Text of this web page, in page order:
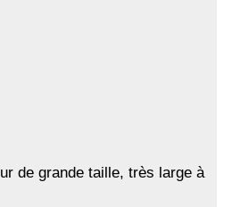
de grande taille, très large à